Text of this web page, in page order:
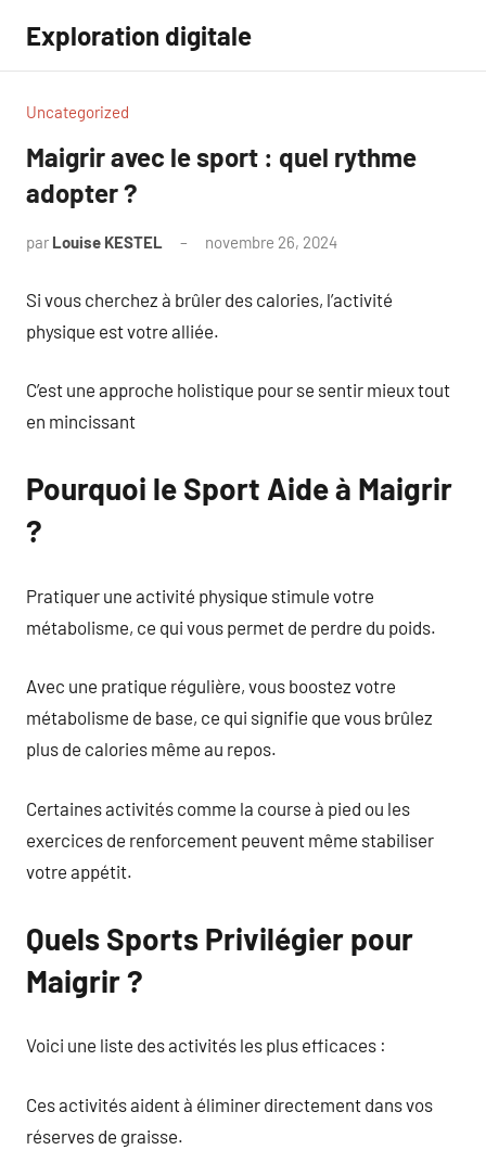
contenu
Exploration digitale
Uncategorized
Maigrir avec le sport : quel rythme
adopter ?
par Louise KESTEL novembre 26, 2024
Si vous cherchez à brûler des calories, l’activité
physique est votre alliée.
C’est une approche holistique pour se sentir mieux tout
en mincissant
Pourquoi le Sport Aide à Maigrir
?
Pratiquer une activité physique stimule votre
métabolisme, ce qui vous permet de perdre du poids.
Avec une pratique régulière, vous boostez votre
métabolisme de base, ce qui signifie que vous brûlez
plus de calories même au repos.
Certaines activités comme la course à pied ou les
exercices de renforcement peuvent même stabiliser
votre appétit.
Quels Sports Privilégier pour
Maigrir ?
Voici une liste des activités les plus efficaces :
Ces activités aident à éliminer directement dans vos
réserves de graisse.